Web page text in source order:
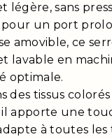
légère, sans
pour un port
amovible, ce
lavable en
optimale.
des tissus
il apporte une
à toutes les